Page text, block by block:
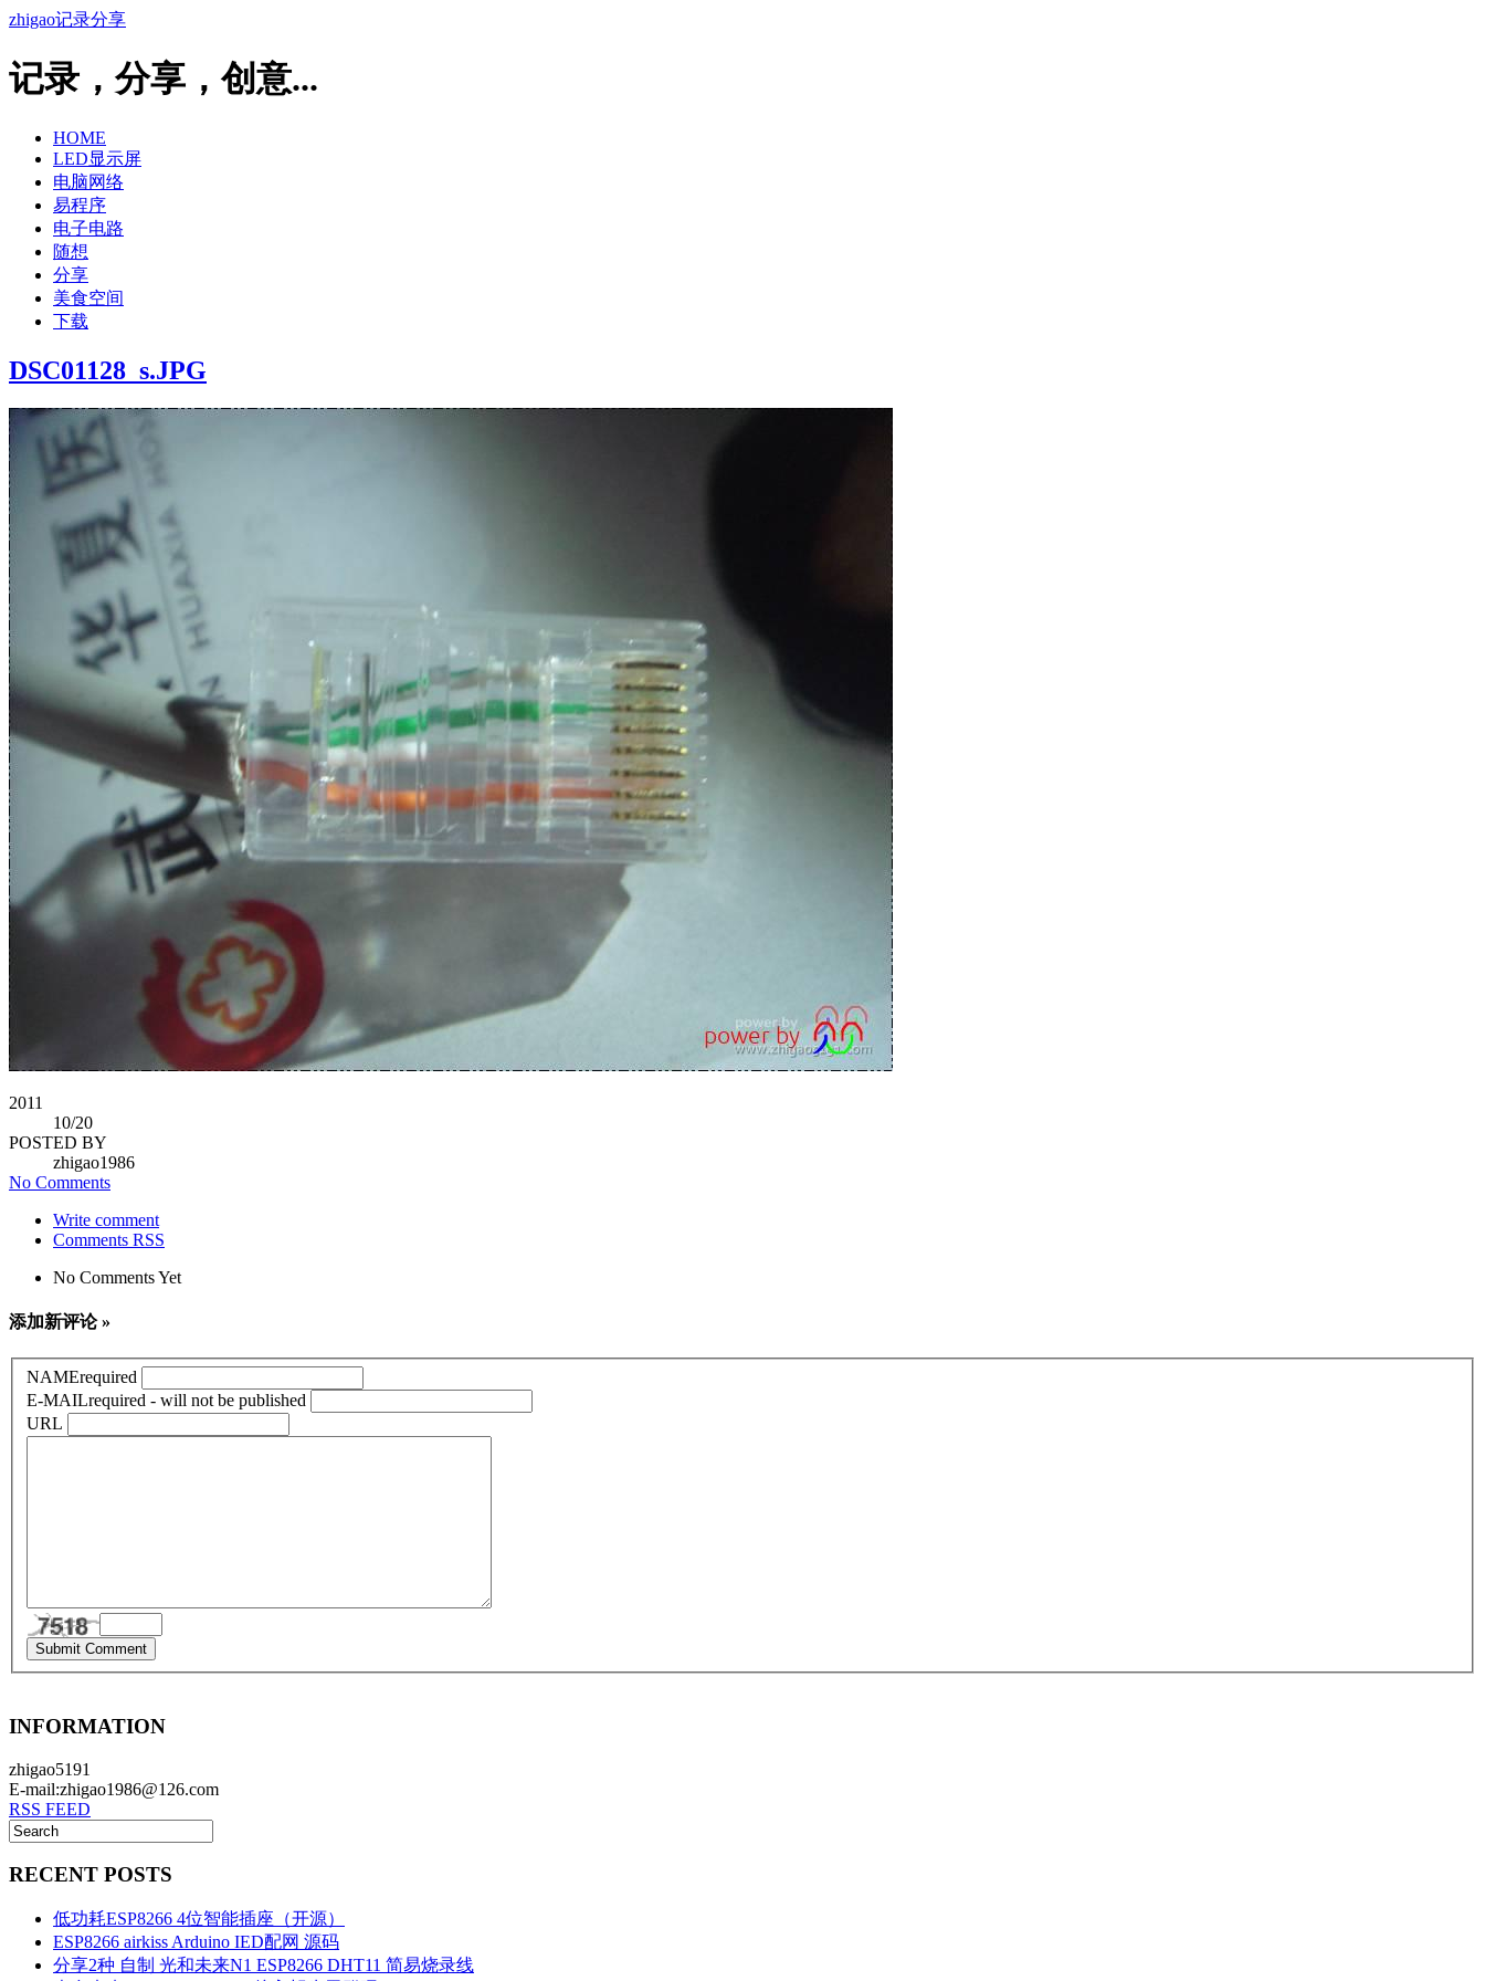
zhigao记录分享
记录，分享，创意...
HOME
LED显示屏
电脑网络
易程序
电子电路
随想
分享
美食空间
下载
DSC01128_s.JPG
2011
10/20
POSTED BY
zhigao1986
No Comments
Write comment
Comments RSS
No Comments Yet
添加新评论 »
NAMErequired
E-MAILrequired - will not be published
URL
INFORMATION
zhigao5191
E-mail:zhigao1986@126.com
RSS FEED
RECENT POSTS
低功耗ESP8266 4位智能插座（开源）
ESP8266 airkiss Arduino IED配网 源码
分享2种 自制 光和未来N1 ESP8266 DHT11 简易烧录线